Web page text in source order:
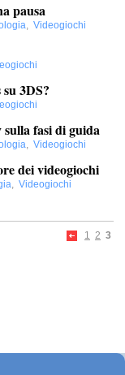
pausa
, Videogiochi
3DS?
sulla fasi di guida
, Videogiochi
dei videogiochi
, Videogiochi
1 2 3